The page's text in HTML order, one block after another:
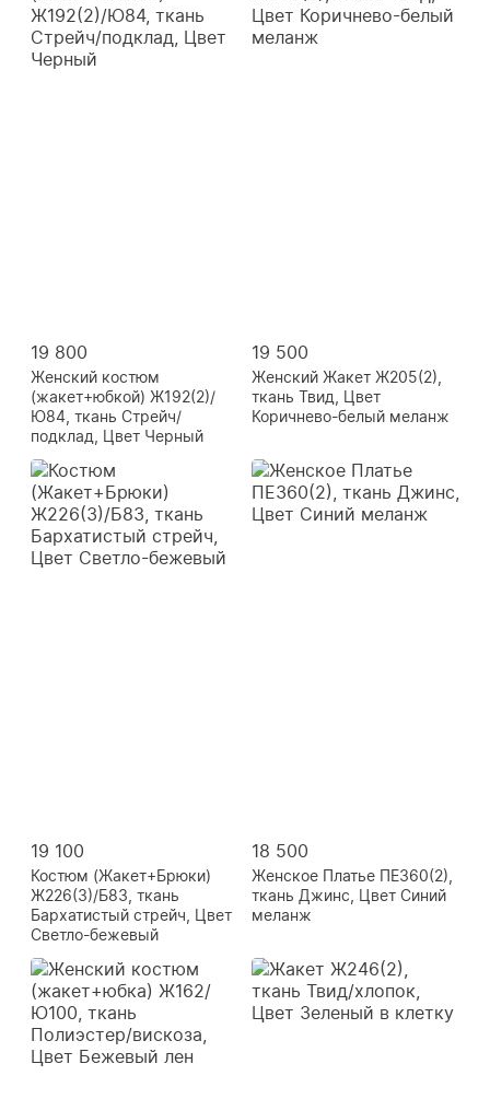
19 800
Женский костюм
(жакет+юбкой) Ж192(2)/
Ю84, ткань Стрейч/
подклад, Цвет Черный
19 500
Женский Жакет Ж205(2),
ткань Твид, Цвет
Коричнево-белый меланж
19 100
Костюм (Жакет+Брюки)
Ж226(3)/Б83, ткань
Бархатистый стрейч, Цвет
Светло-бежевый
18 500
Женское Платье ПЕ360(2),
ткань Джинс, Цвет Синий
меланж